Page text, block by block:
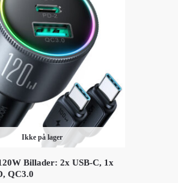
Ikke på lager
Billader: 2x USB-C, 1x
QC3.0